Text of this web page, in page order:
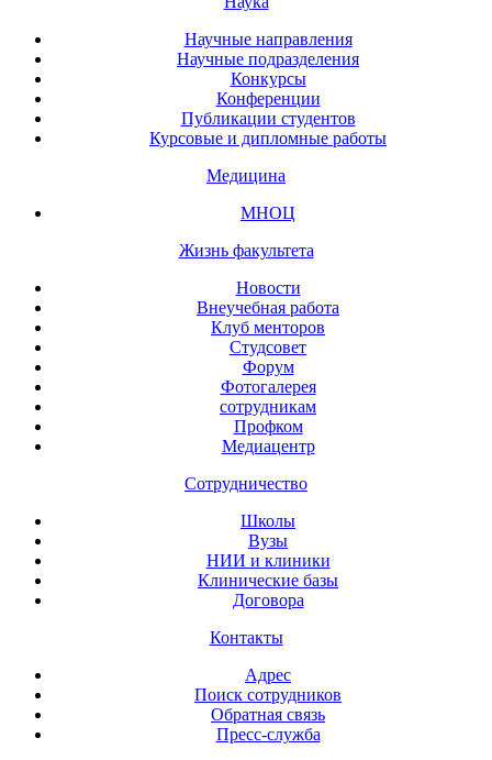
Научные направления
Научные подразделения
Конкурсы
Конференции
Публикации студентов
Курсовые и дипломные работы
Медицина
МНОЦ
Жизнь факультета
Новости
Внеучебная работа
Клуб менторов
Студсовет
Форум
Фотогалерея
сотрудникам
Профком
Медиацентр
Сотрудничество
Школы
Вузы
НИИ и клиники
Клинические базы
Договора
Контакты
Адрес
Поиск сотрудников
Обратная связь
Пресс-служба